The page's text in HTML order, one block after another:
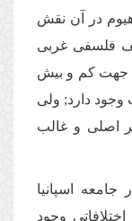
در آن نقش
فلسفى غربى
جهت كم و بیش
دارد; ولى
اصلى و غالب
جامعه اسپانیا
وجود